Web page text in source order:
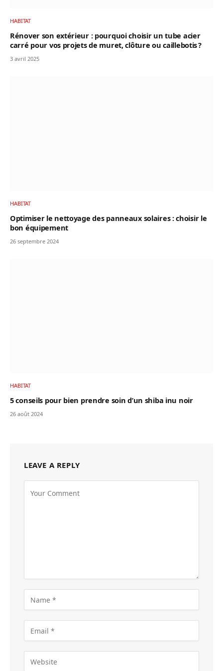
HABITAT
Rénover son extérieur : pourquoi choisir un tube acier
carré pour vos projets de muret, clôture ou caillebotis ?
3 avril 2025
HABITAT
Optimiser le nettoyage des panneaux solaires : choisir le
bon équipement
26 septembre 2024
HABITAT
5 conseils pour bien prendre soin d’un shiba inu noir
26 août 2024
LEAVE A REPLY